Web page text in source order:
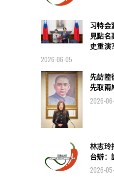
习特会
見點名
史重演？
2026-06-05
先訪陸
先取兩
2026-
林志玲
台辦：
2026-